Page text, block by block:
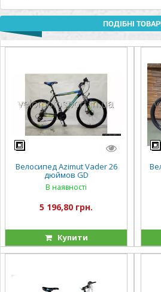
ПОДІБНІ
Велосипед Azimut Vader 26
дюймов GD
В наявності
5 196,80 грн.
Купити